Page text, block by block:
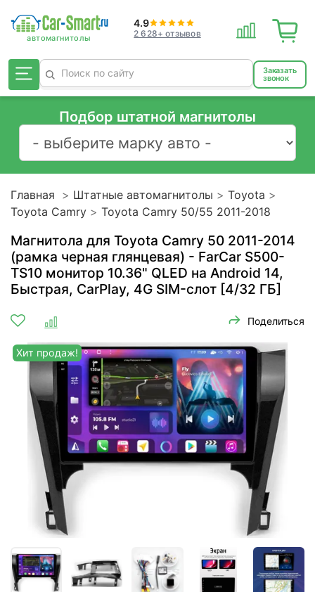
4.9
2 628+ отзывов
Заказать
звонок
Подбор штатной магнитолы
Главная Штатные автомагнитолы
Toyota
Toyota Camry
Toyota Camry 50/55 2011-2018
Магнитола для Toyota Camry 50 2011-2014
(рамка черная глянцевая) - FarCar S500-
TS10 монитор 10.36" QLED на Android 14,
Быстрая, CarPlay, 4G SIM-слот [4/32 ГБ]
Поделиться
Хит продаж!